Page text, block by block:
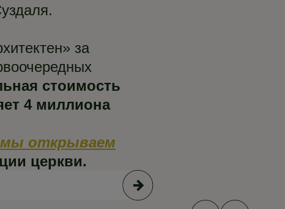
за
стоимость
4 миллиона
мы открываем
церкви.